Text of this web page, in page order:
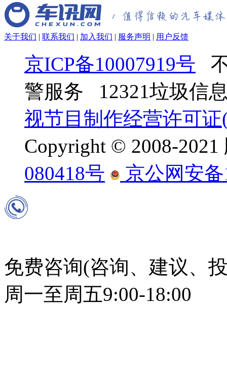
关于我们 | 联系我们 | 加入我们 | 服务声明 | 用户反馈
京ICP备10007919号
警服务 12321垃圾信
视节目制作经营许可证
Copyright © 2008-
080418号
京公网安备
免费咨询(咨询、建议、
周一至周五9:00-18:00